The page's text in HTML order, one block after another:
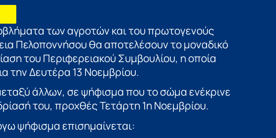
των αγροτών και του πρωτογενούς
Πελοποννήσου θα αποτελέσουν το μοναδικό
του Περιφερειακού Συμβουλίου, η οποία
την Δευτέρα 13 Νοεμβρίου.
άλλων, σε ψήφισμα που το σώμα ενέκρινε
του, προχθές Τετάρτη 1η Νοεμβρίου.
ψήφισμα επισημαίνεται: